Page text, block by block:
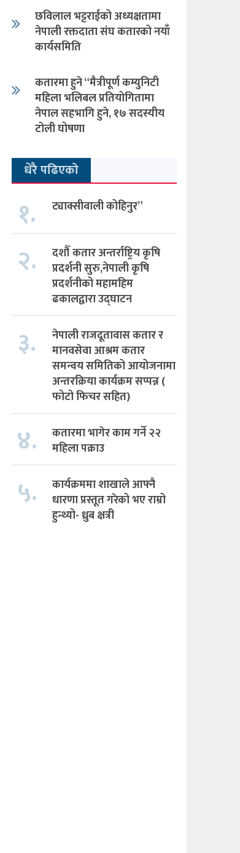
छविलाल भट्टराईको अध्यक्षतामा
नेपाली रक्तदाता संघ कतारको नयाँ
कार्यसमिति
कतारमा हुने “मैत्रीपूर्ण कम्युनिटी
महिला भलिबल प्रतियोगितामा
नेपाल सहभागि हुने, १७ सदस्यीय
टोली घोषणा
धेरै पढिएको
१. ट्याक्सीवाली कोहिनुर”
२.
दशौँ कतार अन्तर्राष्ट्रिय कृषि
प्रदर्शनी सुरु,नेपाली कृषि
प्रदर्शनीको महामहिम
ढकालद्वारा उद्घाटन
३.
नेपाली राजदूतावास कतार र
मानवसेवा आश्रम कतार
समन्वय समितिको आयोजनामा
अन्तरक्रिया कार्यक्रम सप्पन्न (
फोटो फिचर सहित)
४.
कतारमा भागेर काम गर्ने २२
महिला पक्राउ
५.
कार्यक्रममा शाखाले आफ्नै
धारणा प्रस्तूत गरेको भए राम्रो
हुन्थ्यो- ध्रुब क्षत्री